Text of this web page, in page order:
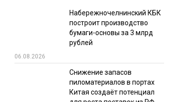
Набережночелнинский КБК
построит производство
бумаги-основы за 3 млрд
рублей
06.08.2026
Снижение запасов
пиломатериалов в портах
Китая создаёт потенциал